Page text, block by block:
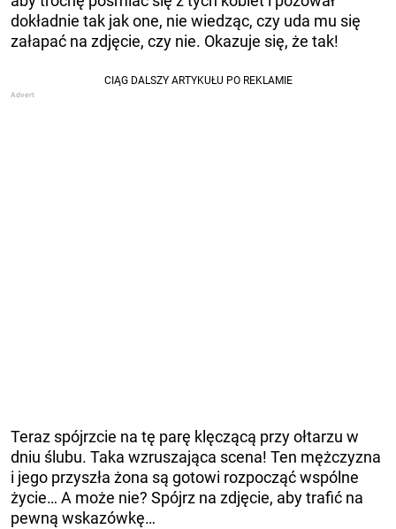
dokładnie tak jak one, nie wiedząc, czy uda mu się
załapać na zdjęcie, czy nie. Okazuje się, że tak!
Teraz spójrzcie na tę parę klęczącą przy ołtarzu w
dniu ślubu. Taka wzruszająca scena! Ten mężczyzna
i jego przyszła żona są gotowi rozpocząć wspólne
życie… A może nie? Spójrz na zdjęcie, aby trafić na
pewną wskazówkę…